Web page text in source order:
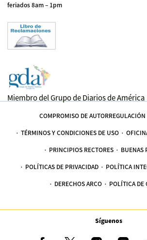
feriados 8am – 1pm
Miembro del Grupo de Diarios de América
COMPROMISO DE
TÉRMINOS Y CONDICIONES DE USO
PRINCIPIOS RECTORES BUENAS
POLÍTICAS DE PRIVACIDAD POLÍTICA
DERECHOS ARCO POLÍTICA DE
Síguenos